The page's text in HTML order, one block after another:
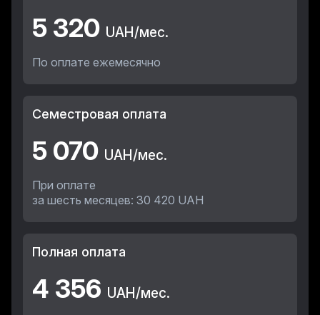
5 320 UAH/мес.
По оплате ежемесячно
Семестровая оплата
5 070 UAH/мес.
При оплате
за шесть месяцев: 30 420 UAH
Полная оплата
4 356 UAH/мес.